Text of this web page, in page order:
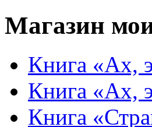
Магазин
Книга «Ах,
Книга «Ах,
Книга